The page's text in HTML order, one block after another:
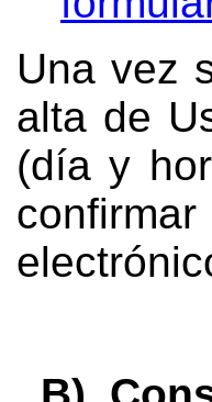
Una vez
alta de
(día y